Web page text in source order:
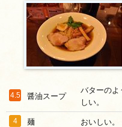
4.5 醤油スープ
バターのよ
しい。
4 麺 おいしい。